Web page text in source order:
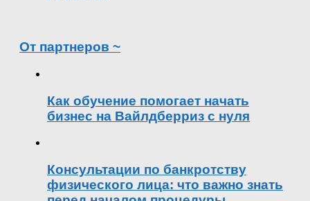
От партнеров ~
Как обучение помогает начать
бизнес на Вайлдберриз с нуля
Консультации по банкротству
физического лица: что важно знать